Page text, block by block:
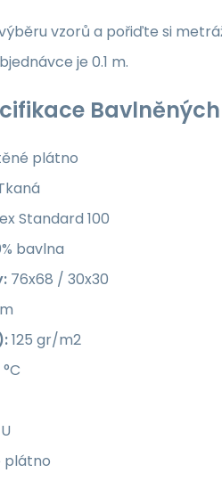
vzorů a pořiďte si
je 0.1 m.
plátno
Standard 100
bavlna
76x68 / 30x30
125 gr/m2
plátno